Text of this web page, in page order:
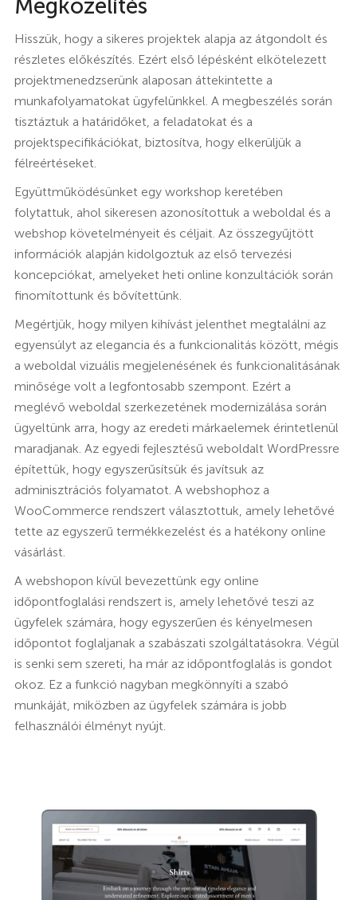
Megközelítés
Hisszük, hogy a sikeres projektek alapja az átgondolt és
részletes előkészítés. Ezért első lépésként elkötelezett
projektmenedzserünk alaposan áttekintette a
munkafolyamatokat ügyfelünkkel. A megbeszélés során
tisztáztuk a határidőket, a feladatokat és a
projektspecifikációkat, biztosítva, hogy elkerüljük a
félreértéseket.
Együttműködésünket egy workshop keretében
folytattuk, ahol sikeresen azonosítottuk a weboldal és a
webshop követelményeit és céljait. Az összegyűjtött
információk alapján kidolgoztuk az első tervezési
koncepciókat, amelyeket heti online konzultációk során
finomítottunk és bővítettünk.
Megértjük, hogy milyen kihívást jelenthet megtalálni az
egyensúlyt az elegancia és a funkcionalitás között, mégis
a weboldal vizuális megjelenésének és funkcionalitásának
minősége volt a legfontosabb szempont. Ezért a
meglévő weboldal szerkezetének modernizálása során
ügyeltünk arra, hogy az eredeti márkaelemek érintetlenül
maradjanak. Az egyedi fejlesztésű weboldalt WordPressre
építettük, hogy egyszerűsítsük és javítsuk az
adminisztrációs folyamatot. A webshophoz a
WooCommerce rendszert választottuk, amely lehetővé
tette az egyszerű termékkezelést és a hatékony online
vásárlást.
A webshopon kívül bevezettünk egy online
időpontfoglalási rendszert is, amely lehetővé teszi az
ügyfelek számára, hogy egyszerűen és kényelmesen
időpontot foglaljanak a szabászati szolgáltatásokra. Végül
is senki sem szereti, ha már az időpontfoglalás is gondot
okoz. Ez a funkció nagyban megkönnyíti a szabó
munkáját, miközben az ügyfelek számára is jobb
felhasználói élményt nyújt.